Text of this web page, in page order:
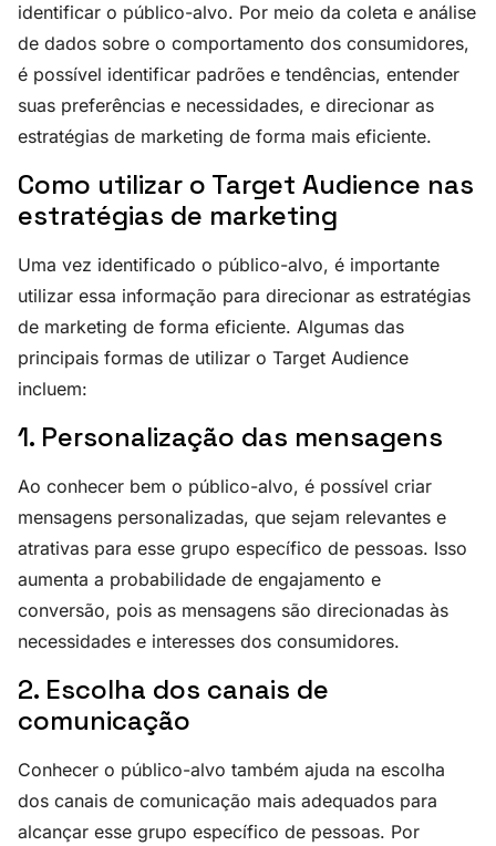
identificar o público-alvo. Por meio da coleta e análise
de dados sobre o comportamento dos consumidores,
é possível identificar padrões e tendências, entender
suas preferências e necessidades, e direcionar as
estratégias de marketing de forma mais eficiente.
Como utilizar o Target Audience nas
estratégias de marketing
Uma vez identificado o público-alvo, é importante
utilizar essa informação para direcionar as estratégias
de marketing de forma eficiente. Algumas das
principais formas de utilizar o Target Audience
incluem:
1. Personalização das mensagens
Ao conhecer bem o público-alvo, é possível criar
mensagens personalizadas, que sejam relevantes e
atrativas para esse grupo específico de pessoas. Isso
aumenta a probabilidade de engajamento e
conversão, pois as mensagens são direcionadas às
necessidades e interesses dos consumidores.
2. Escolha dos canais de
comunicação
Conhecer o público-alvo também ajuda na escolha
dos canais de comunicação mais adequados para
alcançar esse grupo específico de pessoas. Por